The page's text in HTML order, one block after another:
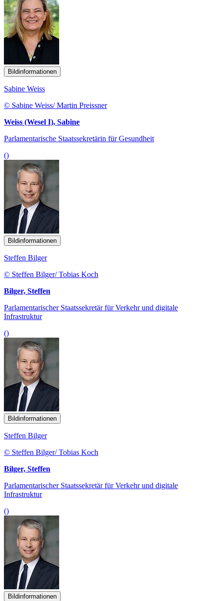
Bildinformationen
Sabine Weiss
© Sabine Weiss/ Martin Preissner
Weiss (Wesel I), Sabine
Parlamentarische Staatssekretärin für Gesundheit
()
Bildinformationen
Steffen Bilger
© Steffen Bilger/ Tobias Koch
Bilger, Steffen
Parlamentarischer Staatssekretär für Verkehr und digitale
Infrastruktur
()
Bildinformationen
Steffen Bilger
© Steffen Bilger/ Tobias Koch
Bilger, Steffen
Parlamentarischer Staatssekretär für Verkehr und digitale
Infrastruktur
()
Bildinformationen